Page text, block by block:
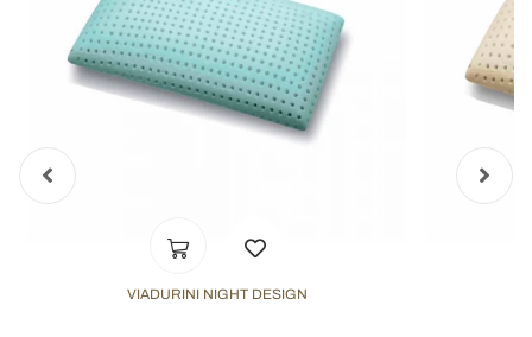
VIADURINI NIGHT DESIGN